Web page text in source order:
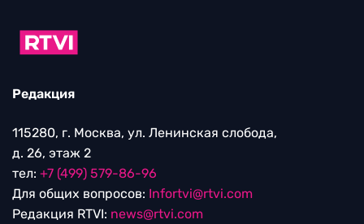
Редакция
115280, г. Москва, ул. Ленинская слобода,
д. 26, этаж 2
тел: +7 (499) 579-86-96
Для общих вопросов: Infortvi@rtvi.com
Редакция RTVI: news@rtvi.com